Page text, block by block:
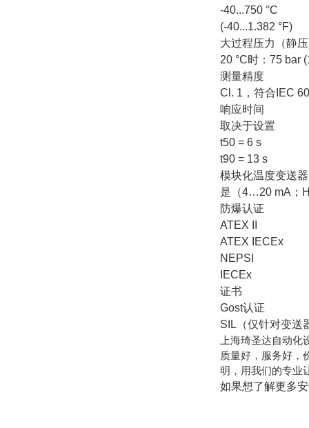
-40...750 °C
(-40...1.382 °F)
大过程压力（静
20 °C时：75 bar
测量精度
Cl. 1，符合IEC
响应时间
取决于设置
t50 = 6 s
t90 = 13 s
模块化温度变送器
是（4…20 mA；
防爆认证
ATEX II
ATEX IECEx
NEPSI
IECEx
证书
Gost认证
SIL（仅针对变送
上海琦圣达自动
质量好，服务好，
明，用我们的专业
如果想了解更多